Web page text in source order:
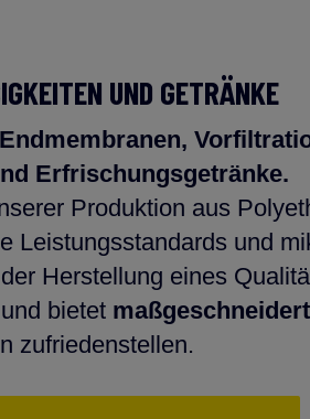
UND GETRÄNKE
Endmembranen,
Erfrischungsgetränke.
Produktion aus
Leistungsstandards und
Herstellung eines
bietet
zufriedenstellen.